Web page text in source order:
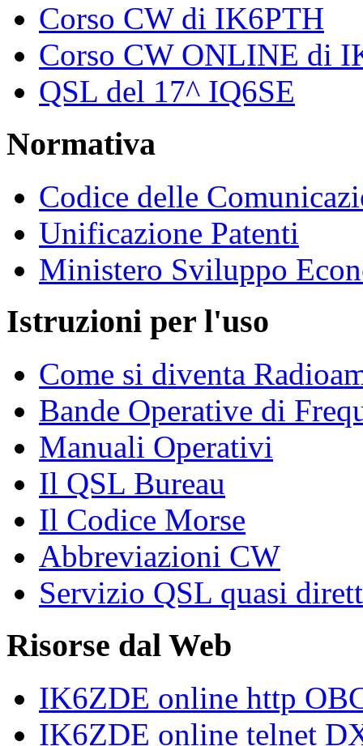
Corso CW di IK6PTH
Corso CW ONLINE di
QSL del 17^ IQ6SE
Normativa
Codice delle
Unificazione Patenti
Ministero Sviluppo
Istruzioni per l'uso
Come si diventa
Bande Operative di
Manuali Operativi
Il QSL Bureau
Il Codice Morse
Abbreviazioni CW
Servizio QSL quasi
Risorse dal Web
IK6ZDE online http
IK6ZDE online telnet